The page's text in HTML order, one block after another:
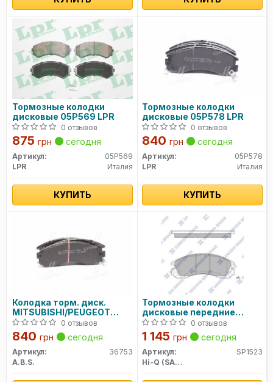
Тормозные колодки
дисковые 05P569 LPR
0 отзывов
875 грн сегодня
Артикул:
05P569
LPR
Италия
КУПИТЬ
Тормозные колодки
дисковые 05P578 LPR
0 отзывов
840 грн сегодня
Артикул:
05P578
LPR
Италия
КУПИТЬ
Колодка торм. диск.
MITSUBISHI/PEUGEOT
GALANT/PAJERO/4007
передн. (пр-во ABS)
0 отзывов
840 грн сегодня
Артикул:
36753
A.B.S.
Тормозные колодки
дисковые передние
SANGSIN BRAKE
0 отзывов
1 145 грн сегодня
Артикул:
SP1523
Hi-Q (SANGSIN)